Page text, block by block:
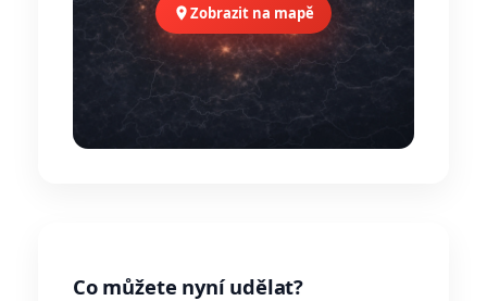
Zobrazit na mapě
Co můžete nyní udělat?